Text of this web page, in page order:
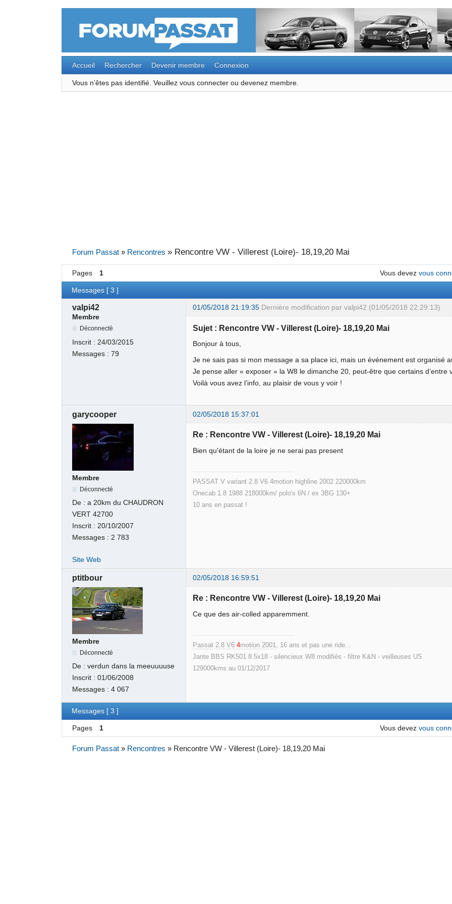
Accueil Rechercher Devenir membre Connexion
Vous n’êtes pas identifié. Veuillez vous connecter ou devenez membre.
Forum Passat » Rencontres » Rencontre VW - Villerest (Loire)- 18,19,20 Mai
Pages 1 Vous devez vous
Messages [ 3 ]
valpi42 01/05/2018 21:19:35 Dernière modification par valpi42 (01/05/2018 22:29:13)
Membre
Déconnecté
Inscrit : 24/03/2015
Messages :79
Sujet : Rencontre VW - Villerest (Loire)- 18,19,20 Mai
Bonjour à tous,
Je ne sais pas si mon message a sa place ici, mais un événement est organisé
Je pense aller « exposer » la W8 le dimanche 20, peut-être que certains d’entre
Voilà vous avez l’info, au plaisir de vous y voir !
garycooper 02/05/2018 15:37:01
Membre
Déconnecté
De :a 20km du CHAUDRON
VERT 42700
Inscrit :20/10/2007
Messages :2 783
Re : Rencontre VW - Villerest (Loire)- 18,19,20 Mai
Bien qu'étant de la loire je ne serai pas present
PASSAT V variant 2.8 V6 4motion highline 2002 220000km
Onecab 1.8 1988 218000km/ polo's 6N / ex 3BG 130+
10 ans en passat !
Site Web
ptitbour 02/05/2018 16:59:51
Membre
Déconnecté
De :verdun dans la meeuuuuse
Inscrit :01/06/2008
Messages :4 067
Re : Rencontre VW - Villerest (Loire)- 18,19,20 Mai
Ce que des air-colled apparemment.
Passat 2.8 V64motion 2001
, 16 ans et pas une ride...
Jante BBS RK501 8.5x18 - silencieux W8 modifiés - filtre K&N - veilleuses US
129000kms au 01/12/2017
Messages [ 3 ]
Pages 1 Vous devez vous
Forum Passat » Rencontres » Rencontre VW - Villerest (Loire)- 18,19,20 Mai